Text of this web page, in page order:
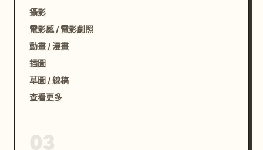
攝影
電影感 / 電影劇照
動畫 / 漫畫
插圖
草圖 / 線稿
查看更多